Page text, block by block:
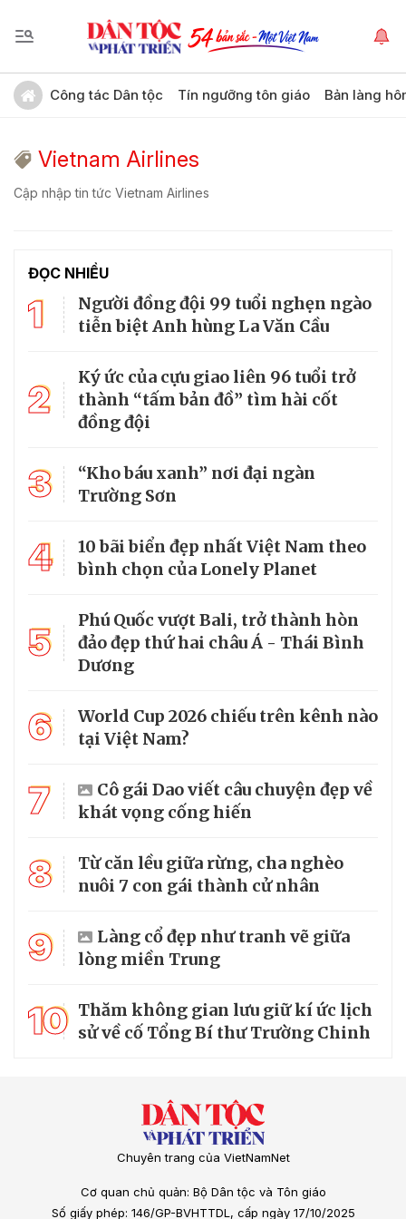
Công tác Dân tộc Tín ngưỡng tôn giáo Bản làng
Vietnam Airlines
Cập nhập tin tức Vietnam Airlines
ĐỌC NHIỀU
1
Người đồng đội 99 tuổi nghẹn ngào
tiễn biệt Anh hùng La Văn Cầu
2
Ký ức của cựu giao liên 96 tuổi trở
thành “tấm bản đồ” tìm hài cốt
đồng đội
3
“Kho báu xanh” nơi đại ngàn
Trường Sơn
4
10 bãi biển đẹp nhất Việt Nam theo
bình chọn của Lonely Planet
5
Phú Quốc vượt Bali, trở thành hòn
đảo đẹp thứ hai châu Á - Thái Bình
Dương
6
World Cup 2026 chiếu trên kênh nào
tại Việt Nam?
7
Cô gái Dao viết câu chuyện đẹp về
khát vọng cống hiến
8
Từ căn lều giữa rừng, cha nghèo
nuôi 7 con gái thành cử nhân
9
Làng cổ đẹp như tranh vẽ giữa
lòng miền Trung
10 Thăm không gian lưu giữ kí ức lịch
sử về cố Tổng Bí thư Trường Chinh
Chuyên trang của VietNamNet
Cơ quan chủ quản: Bộ Dân tộc và Tôn giáo
Số giấy phép: 146/GP-BVHTTDL, cấp ngày 17/10/2025